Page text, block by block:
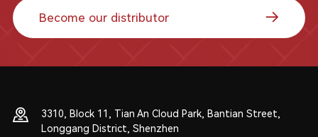
Become our distributor
3310, Block 11, Tian An Cloud Park, Bantian Street,
Longgang District, Shenzhen